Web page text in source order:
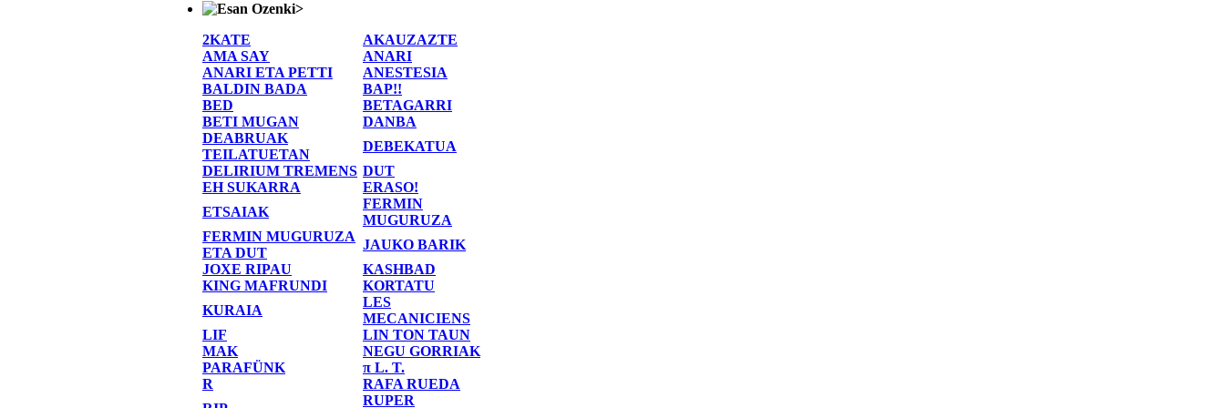
>
2KATE
AKAUZAZTE
AMA SAY
ANARI
ANARI ETA PETTI
ANESTESIA
BALDIN BADA
BAP!!
BED
BETAGARRI
BETI MUGAN
DANBA
DEABRUAK
TEILATUETAN
DEBEKATUA
DELIRIUM TREMENS DUT
EH SUKARRA
ERASO!
ETSAIAK
FERMIN
MUGURUZA
FERMIN MUGURUZA
ETA DUT
JAUKO BARIK
JOXE RIPAU
KASHBAD
KING MAFRUNDI
KORTATU
KURAIA
LES
MECANICIENS
LIF
LIN TON TAUN
MAK
NEGU GORRIAK
PARAFÜNK
π L. T.
R
RAFA RUEDA
RUPER